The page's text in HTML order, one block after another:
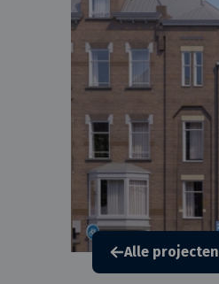
Alle projecten